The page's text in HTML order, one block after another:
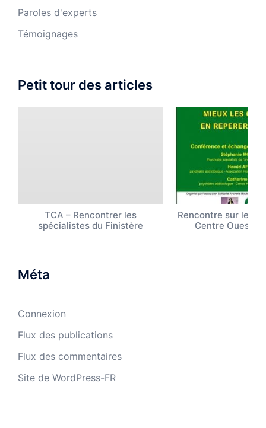
Paroles d'experts
Témoignages
Petit tour des articles
TCA – Rencontrer les
spécialistes du Finistère
Rencontre sur les
Centre Ouest
Méta
Connexion
Flux des publications
Flux des commentaires
Site de WordPress-FR